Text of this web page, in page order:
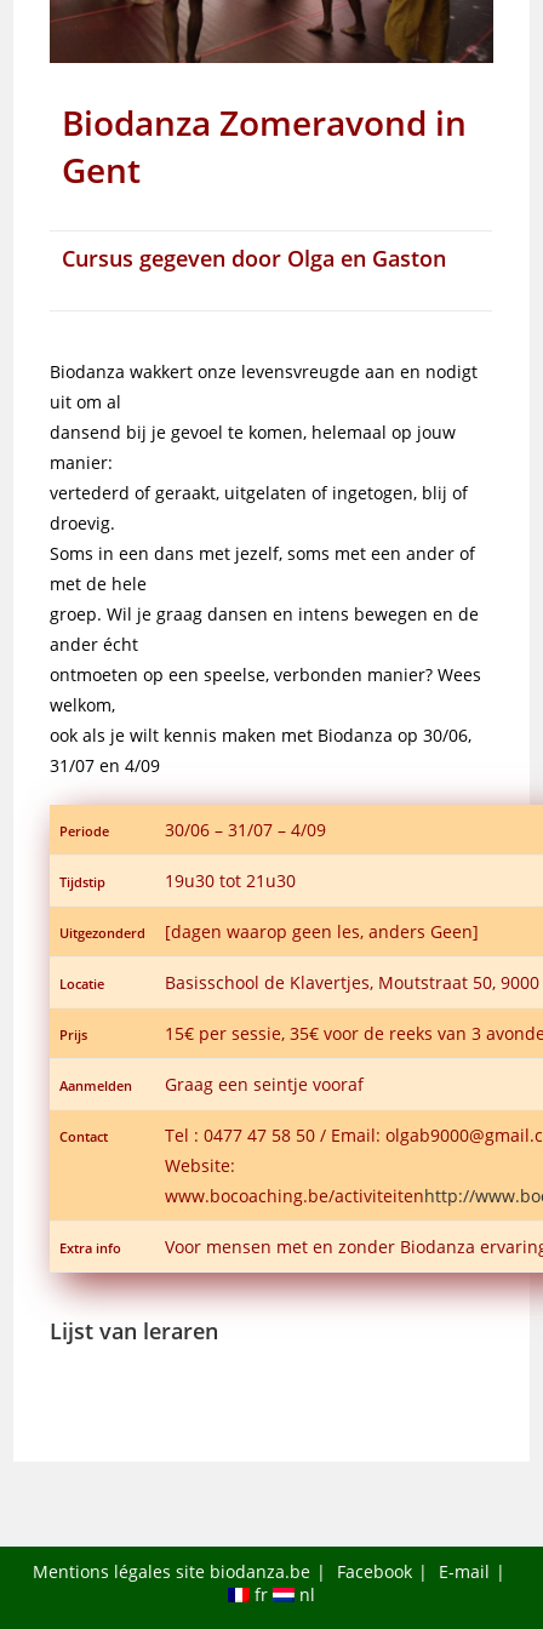
Biodanza Zomeravond in
Gent
Cursus gegeven door Olga en Gaston
Biodanza wakkert onze levensvreugde aan en nodigt
uit om al
dansend bij je gevoel te komen, helemaal op jouw
manier:
vertederd of geraakt, uitgelaten of ingetogen, blij of
droevig.
Soms in een dans met jezelf, soms met een ander of
met de hele
groep. Wil je graag dansen en intens bewegen en de
ander écht
ontmoeten op een speelse, verbonden manier? Wees
welkom,
ook als je wilt kennis maken met Biodanza op 30/06,
31/07 en 4/09
Periode 30/06 – 31/07 – 4/09
Tijdstip 19u30 tot 21u30
Uitgezonderd [dagen waarop geen les, anders Geen]
Locatie Basisschool de Klavertjes, Moutstraat 50,
Prijs 15€ per sessie, 35€ voor de reeks van 3
Aanmelden Graag een seintje vooraf
Contact
Tel : 0477 47 58 50 / Email:
Website:
www.bocoaching.be/activiteitenhttp://
Extra info Voor mensen met en zonder Biodanza
Lijst van leraren
Mentions légales site biodanza.be Facebook
E-mail
fr
nl